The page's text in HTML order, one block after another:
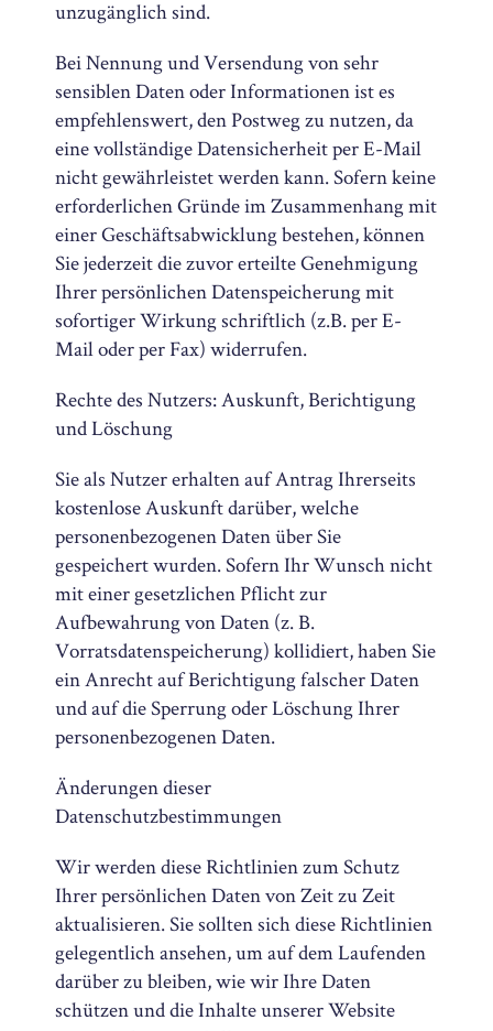
unzugänglich sind.
Bei Nennung und Versendung von sehr
sensiblen Daten oder Informationen ist es
empfehlenswert, den Postweg zu nutzen, da
eine vollständige Datensicherheit per E-Mail
nicht gewährleistet werden kann. Sofern keine
erforderlichen Gründe im Zusammenhang mit
einer Geschäftsabwicklung bestehen, können
Sie jederzeit die zuvor erteilte Genehmigung
Ihrer persönlichen Datenspeicherung mit
sofortiger Wirkung schriftlich (z.B. per E-
Mail oder per Fax) widerrufen.
Rechte des Nutzers: Auskunft, Berichtigung
und Löschung
Sie als Nutzer erhalten auf Antrag Ihrerseits
kostenlose Auskunft darüber, welche
personenbezogenen Daten über Sie
gespeichert wurden. Sofern Ihr Wunsch nicht
mit einer gesetzlichen Pflicht zur
Aufbewahrung von Daten (z. B.
Vorratsdatenspeicherung) kollidiert, haben Sie
ein Anrecht auf Berichtigung falscher Daten
und auf die Sperrung oder Löschung Ihrer
personenbezogenen Daten.
Änderungen dieser
Datenschutzbestimmungen
Wir werden diese Richtlinien zum Schutz
Ihrer persönlichen Daten von Zeit zu Zeit
aktualisieren. Sie sollten sich diese Richtlinien
gelegentlich ansehen, um auf dem Laufenden
darüber zu bleiben, wie wir Ihre Daten
schützen und die Inhalte unserer Website